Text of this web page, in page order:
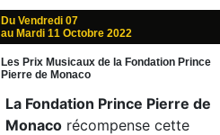
Du Vendredi 07
au Mardi 11 Octobre 2022
Les Prix Musicaux de la Fondation Prince
Pierre de Monaco
La Fondation Prince Pierre de
Monaco récompense cette